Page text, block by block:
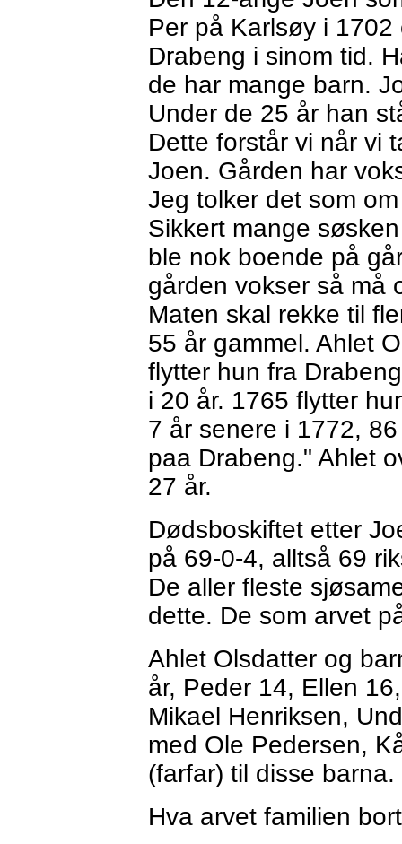
Per på Karlsøy i
Drabeng i sinom tid.
de har mange barn.
Under de 25 år han
Dette forstår vi når vi
Joen. Gården har
Jeg tolker det som
Sikkert mange
ble nok boende på
gården vokser så må
Maten skal rekke til
55 år gammel. Ahlet
flytter hun fra
i 20 år. 1765 flytter
7 år senere i 1772,
paa Drabeng." Ahlet
27 år.
Dødsboskiftet etter
på 69-0-4, alltså 69
De aller fleste
dette. De som arvet
Ahlet Olsdatter og
år, Peder 14, Ellen
Mikael Henriksen,
med Ole Pedersen,
(farfar) til disse barna.
Hva arvet familien